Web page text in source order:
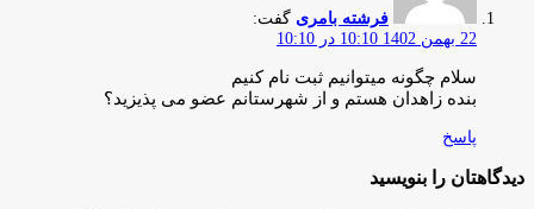
فرشته بامری گفت:
22 بهمن 1402 10:10 در 10:10
سلام چگونه میتوانیم ثبت نام کنیم
بنده زاهدان هستم و از شهرستانم عضو می پذیزید؟
پاسخ
دیدگاهتان را بنویسید